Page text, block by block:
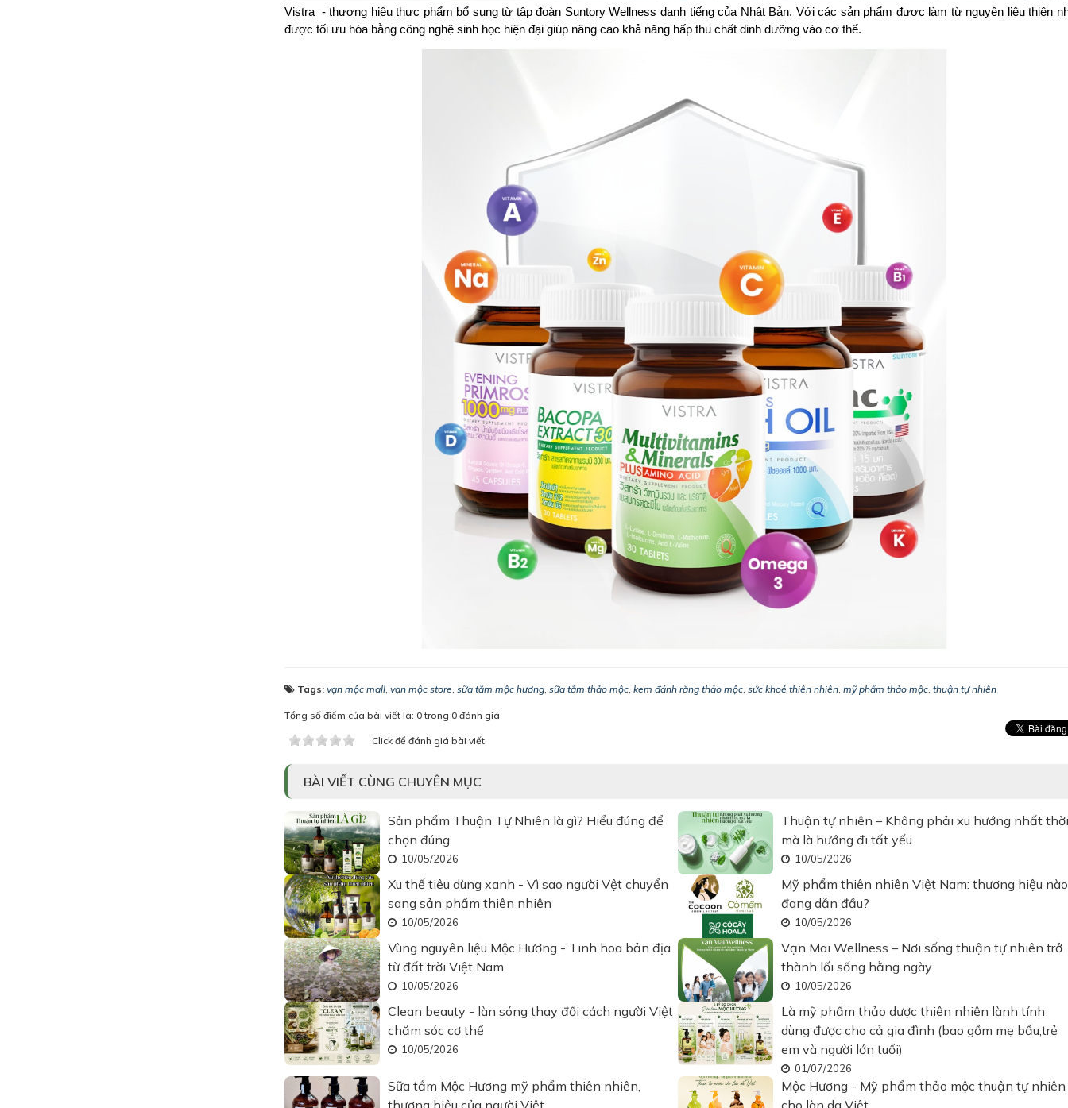
Vistra  - thương hiệu thực phẩm bổ sung từ tập đoàn Suntory Wellness danh tiếng của Nhật Bản. Với các sản phẩm được làm từ nguyên liệu thiên
được tối ưu hóa bằng công nghệ sinh học hiện đại giúp nâng cao khả năng hấp thu chất dinh dưỡng vào cơ thể.
Tags: vạn mộc mall, vạn mộc store, sữa tắm mộc hương, sữa tắm thảo mộc, kem đánh răng thảo mộc, sức khoẻ thiên nhiên, mỹ phẩm thảo mộc, thuận tự nhiên
Tổng số điểm của bài viết là: 0 trong 0 đánh giá
Click để đánh giá bài viết
BÀI VIẾT CÙNG CHUYÊN MỤC
Sản phẩm Thuận Tự Nhiên là gì? Hiểu đúng để
chọn đúng
10/05/2026
Thuận tự nhiên – Không phải xu hướng nhất
mà là hướng đi tất yếu
10/05/2026
Xu thế tiêu dùng xanh - Vì sao người Vệt chuyển
sang sản phẩm thiên nhiên
10/05/2026
Mỹ phẩm thiên nhiên Việt Nam: thương hiệu nào
đang dẫn đầu?
10/05/2026
Vùng nguyên liệu Mộc Hương - Tinh hoa bản địa
từ đất trời Việt Nam
10/05/2026
Vạn Mai Wellness – Nơi sống thuận tự nhiên trở
thành lối sống hằng ngày
10/05/2026
Clean beauty - làn sóng thay đổi cách người Việt
chăm sóc cơ thể
10/05/2026
Là mỹ phẩm thảo dược thiên nhiên lành tính
dùng được cho cả gia đình (bao gồm mẹ bầu,trẻ
em và người lớn tuổi)
01/07/2026
Sữa tắm Mộc Hương mỹ phẩm thiên nhiên,
thương hiệu của người Việt
Mộc Hương - Mỹ phẩm thảo mộc thuận tự nhiên
cho làn da Việt